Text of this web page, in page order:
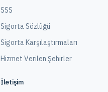
SSS
Sigorta Sözlüğü
Sigorta Karşılaştırmaları
Hizmet Verilen Şehirler
İletişim